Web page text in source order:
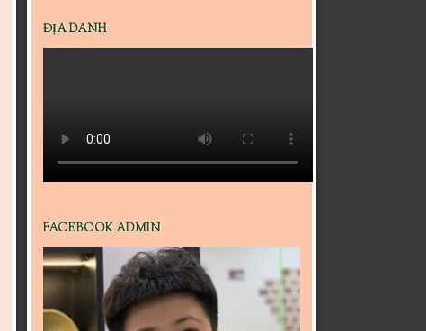
ĐỊA DANH
FACEBOOK ADMIN